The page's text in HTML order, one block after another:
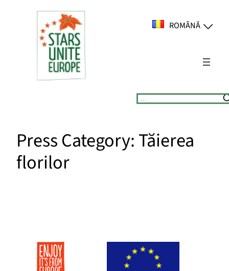
ROMÂNĂ
Suchen
Press Category:Tăierea
florilor